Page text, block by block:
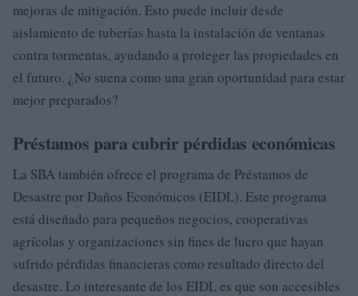
mejoras de mitigación. Esto puede incluir desde
aislamiento de tuberías hasta la instalación de ventanas
contra tormentas, ayudando a proteger las propiedades en
el futuro. ¿No suena como una gran oportunidad para estar
mejor preparados?
Préstamos para cubrir pérdidas económicas
La SBA también ofrece el programa de Préstamos de
Desastre por Daños Económicos (EIDL). Este programa
está diseñado para pequeños negocios, cooperativas
agrícolas y organizaciones sin fines de lucro que hayan
sufrido pérdidas financieras como resultado directo del
desastre. Lo interesante de los EIDL es que son accesibles